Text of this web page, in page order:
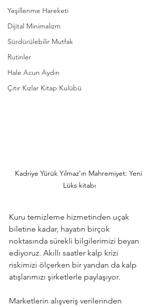
Yeşillenme Hareketi
Dijital Minimalizm
Sürdürülebilir Mutfak
Rutinler
Hale Acun Aydın
Çıtır Kızlar Kitap Kulübü
Kadriye Yürük Yılmaz'ın Mahremiyet: Yeni
Lüks kitabı
Kuru temizleme hizmetinden uçak
biletine kadar, hayatın birçok
noktasında sürekli bilgilerimizi beyan
ediyoruz. Akıllı saatler kalp krizi
riskimizi ölçerken bir yandan da kalp
atışlarımızı şirketlerle paylaşıyor.
Marketlerin alışveriş verilerinden